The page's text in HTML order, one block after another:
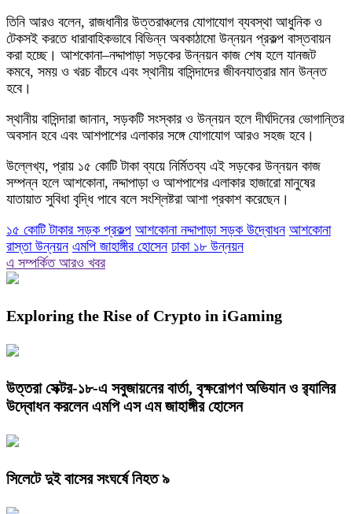
তিনি আরও বলেন, রাজধানীর উত্তরাঞ্চলের যোগাযোগ ব্যবস্থা আধুনিক ও
টেকসই করতে ধারাবাহিকভাবে বিভিন্ন অবকাঠামো উন্নয়ন প্রকল্প বাস্তবায়ন
করা হচ্ছে। আশকোনা–নদ্দাপাড়া সড়কের উন্নয়ন কাজ শেষ হলে যানজট
কমবে, সময় ও খরচ বাঁচবে এবং স্থানীয় বাসিন্দাদের জীবনযাত্রার মান উন্নত
হবে।
স্থানীয় বাসিন্দারা জানান, সড়কটি সংস্কার ও উন্নয়ন হলে দীর্ঘদিনের ভোগান্তির
অবসান হবে এবং আশপাশের এলাকার সঙ্গে যোগাযোগ আরও সহজ হবে।
উল্লেখ্য, প্রায় ১৫ কোটি টাকা ব্যয়ে নির্মিতব্য এই সড়কের উন্নয়ন কাজ
সম্পন্ন হলে আশকোনা, নদ্দাপাড়া ও আশপাশের এলাকার হাজারো মানুষের
যাতায়াত সুবিধা বৃদ্ধি পাবে বলে সংশ্লিষ্টরা আশা প্রকাশ করেছেন।
১৫ কোটি টাকার সড়ক প্রকল্প আশকোনা নদ্দাপাড়া সড়ক উদ্বোধন আশকোনা
রাস্তা উন্নয়ন এমপি জাহাঙ্গীর হোসেন ঢাকা ১৮ উন্নয়ন
এ সম্পর্কিত আরও খবর
Exploring the Rise of Crypto in iGaming
উত্তরা সেক্টর-১৮-এ সবুজায়নের বার্তা, বৃক্ষরোপণ অভিযান ও র‍্যালির
উদ্বোধন করলেন এমপি এস এম জাহাঙ্গীর হোসেন
সিলেটে দুই বাসের সংঘর্ষে নিহত ৯